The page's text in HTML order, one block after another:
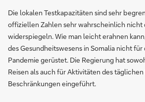
Die lokalen Testkapazitäten sind sehr
offiziellen Zahlen sehr wahrscheinlich nicht
widerspiegeln. Wie man leicht erahnen
des Gesundheitswesens in Somalia nicht
Pandemie gerüstet. Die Regierung hat
Reisen als auch für Aktivitäten des
Beschränkungen eingeführt.